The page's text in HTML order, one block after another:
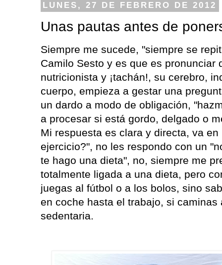
LUNES, 27 DE FEBRERO DE 2012
Unas pautas antes de
Siempre me sucede, "siempre se
Camilo Sesto y es que es pronunciar
nutricionista y ¡tachán!, su cerebro,
cuerpo, empieza a gestar una
un dardo a modo de obligación,
a procesar si está gordo, delgado o
Mi respuesta es clara y directa, va
ejercicio?", no les respondo con un
te hago una dieta", no, siempre me
totalmente ligada a una dieta, pero
juegas al fútbol o a los bolos, sino
en coche hasta el trabajo, si
sedentaria.